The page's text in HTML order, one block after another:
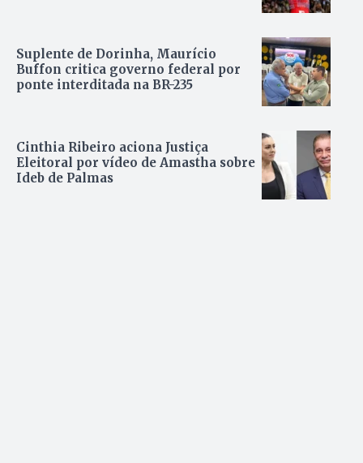
Suplente de Dorinha, Maurício
Buffon critica governo federal por
ponte interditada na BR-235
Cinthia Ribeiro aciona Justiça
Eleitoral por vídeo de Amastha sobre
Ideb de Palmas